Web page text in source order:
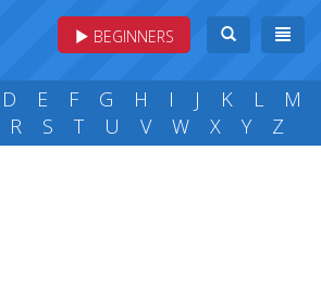
BEGINNERS
D E F G H I J K L
M
R S T U V W X Y Z